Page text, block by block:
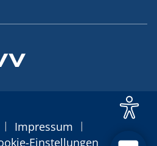
| Impressum |
Einstellungen